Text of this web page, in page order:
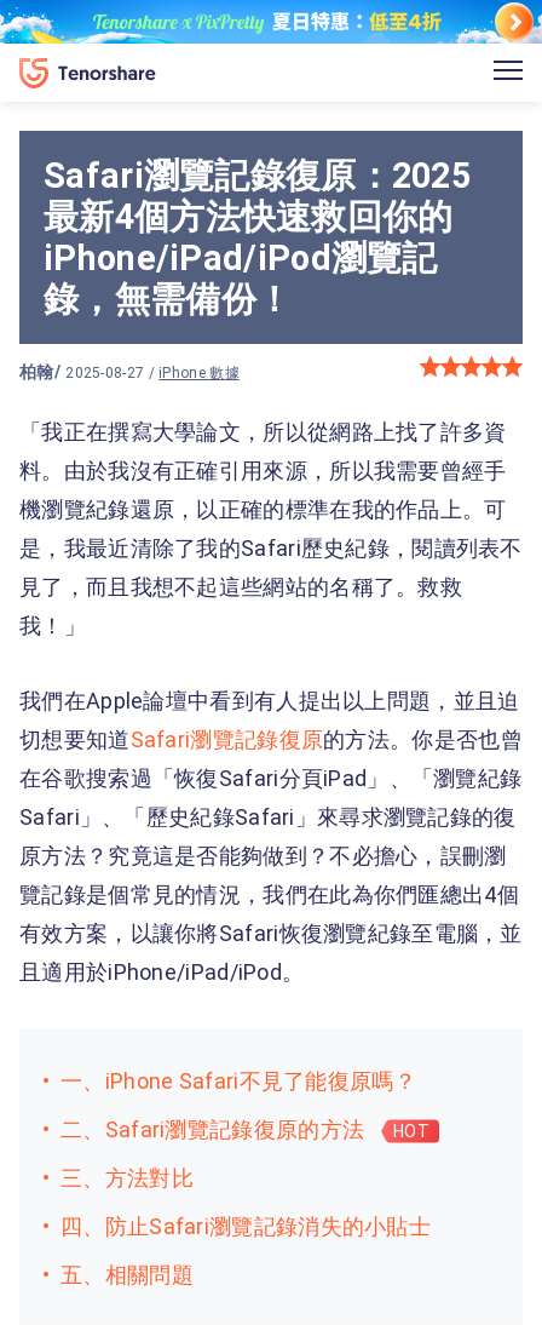
Safari瀏覽記錄復原：2025
最新4個方法快速救回你的
iPhone/iPad/iPod瀏覽記
錄，無需備份！
柏翰/ 2025-08-27 / iPhone 數據
「我正在撰寫大學論文，所以從網路上找了許多資
料。由於我沒有正確引用來源，所以我需要曾經手
機瀏覽紀錄還原，以正確的標準在我的作品上。可
是，我最近清除了我的Safari歷史紀錄，閱讀列表不
見了，而且我想不起這些網站的名稱了。救救
我！」
我們在Apple論壇中看到有人提出以上問題，並且迫
切想要知道Safari瀏覽記錄復原的方法。你是否也曾
在谷歌搜索過「恢復Safari分頁iPad」、「瀏覽紀錄
Safari」、「歷史紀錄Safari」來尋求瀏覽記錄的復
原方法？究竟這是否能夠做到？不必擔心，誤刪瀏
覽記錄是個常見的情況，我們在此為你們匯總出4個
有效方案，以讓你將Safari恢復瀏覽紀錄至電腦，並
且適用於iPhone/iPad/iPod。
一、iPhone Safari不見了能復原嗎？
二、Safari瀏覽記錄復原的方法
HOT
三、方法對比
四、防止Safari瀏覽記錄消失的小貼士
五、相關問題